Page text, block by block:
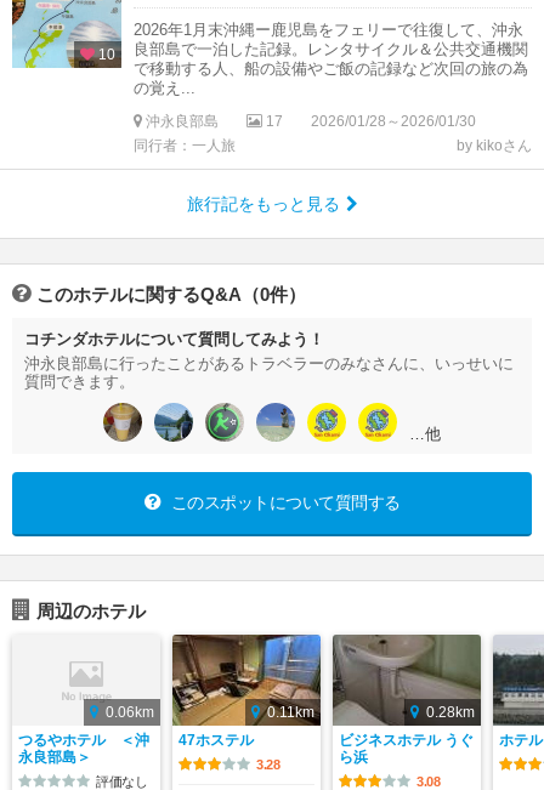
10
2026年1月末沖縄ー鹿児島をフェリーで往復して、沖永
良部島で一泊した記録。レンタサイクル＆公共交通機関
で移動する人、船の設備やご飯の記録など次回の旅の為
の覚え...
沖永良部島 17
2026/01/28～2026/01/30
同行者：一人旅
by kikoさん
旅行記をもっと見る
このホテルに関するQ&A（0件）
コチンダホテルについて質問してみよう！
沖永良部島に行ったことがあるトラベラーのみなさんに、いっせいに
質問できます。
…他
このスポットについて質問する
周辺のホテル
0.06km
つるやホテル ＜沖
永良部島＞
評価なし
0.11km
47ホステル
3.28
0.28km
ビジネスホテル うぐ
ら浜
3.08
ホテ